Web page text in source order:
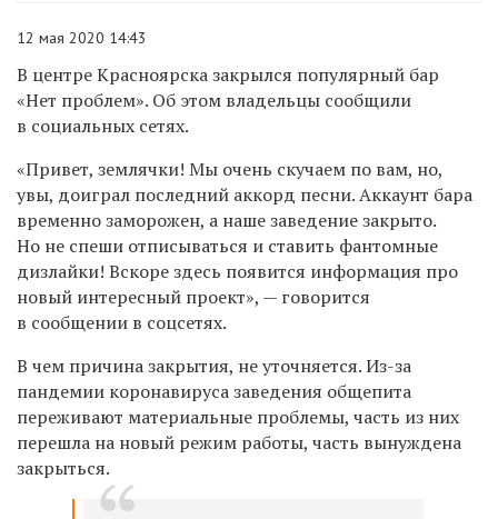
12 мая 2020 14:43
В центре Красноярска закрылся популярный бар
«Нет проблем». Об этом владельцы сообщили
в социальных сетях.
«Привет, землячки! Мы очень скучаем по вам, но,
увы, доиграл последний аккорд песни.Аккаунт бара
временно заморожен, а наше заведение закрыто.
Но не спеши отписываться и ставить фантомные
дизлайки! Вскоре здесь появится информация про
новый интересный проект», — говорится
в сообщении в соцсетях.
В чем причина закрытия, не уточняется. Из-за
пандемии коронавируса заведения общепита
переживают материальные проблемы, часть из них
перешла на новый режим работы, часть вынуждена
закрыться.